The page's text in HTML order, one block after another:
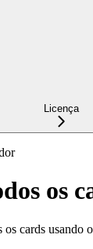
Licença
os
os cards usando